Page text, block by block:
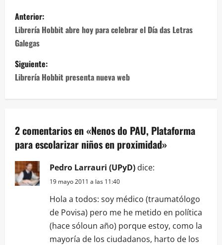
Navegación
de
entradas
Anterior:
Librería Hobbit abre hoy para celebrar el Día das Letras
Galegas
Siguiente:
Librería Hobbit presenta nueva web
2 comentarios en «Nenos do PAU, Plataforma
para escolarizar niños en proximidad»
Pedro Larrauri (UPyD) dice:
19 mayo 2011 a las 11:40
Hola a todos: soy médico (traumatólogo
de Povisa) pero me he metido en política
(hace sóloun año) porque estoy, como la
mayoría de los ciudadanos, harto de los